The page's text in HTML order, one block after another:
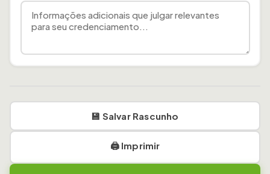
4. Obrigações do Integrador
em até 30 dias.
O integrador credenciado terá acesso a indicação
💾 Salvar Rascunho
🖨️ Imprimir